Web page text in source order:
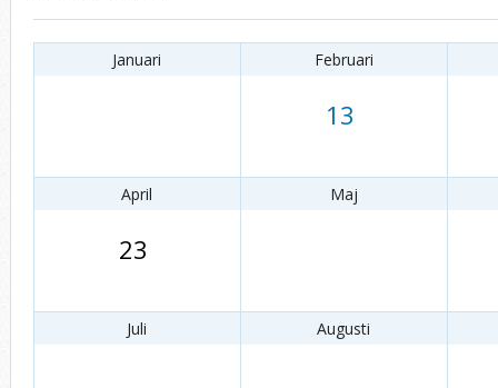
Januari Februari
13
April
23
Maj
Juli Augusti